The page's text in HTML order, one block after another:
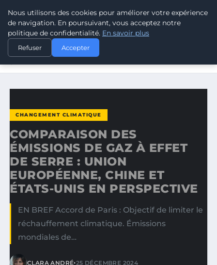
CLIMATE RESPONSE BLOG
ACCUEIL
CHANGEMENT CLIMATIQUE
COMPARAISON DES ÉMISSIONS DE GAZ À EFFET DE
CHANGEMENT CLIMATIQUE
COMPARAISON DES
ÉMISSIONS DE GAZ À EFFET
DE SERRE : UNION
EUROPÉENNE, CHINE ET
ÉTATS-UNIS EN PERSPECTIVE
EN BREF Accord de Paris : Objectif de limiter le
réchauffement climatique. Émissions
mondiales de…
CLARA ANDRÉ•25 DÉCEMBRE 2024
Nous utilisons des cookies pour améliorer votre expérience
de navigation. En poursuivant, vous acceptez notre
politique de confidentialité. En savoir plus
Refuser Accepter